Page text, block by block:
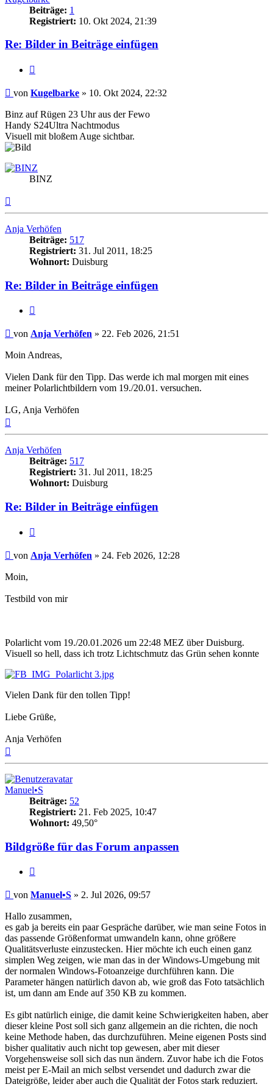
Beiträge: 1
Registriert: 10. Okt 2024, 21:39
Re: Bilder in Beiträge einfügen
Beitrag
von Kugelbarke » 10. Okt 2024, 22:32
Binz auf Rügen 23 Uhr aus der Fewo
Handy S24Ultra Nachtmodus
Visuell mit bloßem Auge sichtbar.
BINZ
Anja Verhöfen
Beiträge: 517
Registriert: 31. Jul 2011, 18:25
Wohnort: Duisburg
Re: Bilder in Beiträge einfügen
Beitrag
von Anja Verhöfen » 22. Feb 2026, 21:51
Moin Andreas,
Vielen Dank für den Tipp. Das werde ich mal morgen mit eines
meiner Polarlichtbildern vom 19./20.01. versuchen.
LG, Anja Verhöfen
oben
Anja Verhöfen
Beiträge: 517
Registriert: 31. Jul 2011, 18:25
Wohnort: Duisburg
Re: Bilder in Beiträge einfügen
Beitrag
von Anja Verhöfen » 24. Feb 2026, 12:28
Moin,
Testbild von mir
Polarlicht vom 19./20.01.2026 um 22:48 MEZ über Duisburg.
Visuell so hell, dass ich trotz Lichtschmutz das Grün sehen konnte
Vielen Dank für den tollen Tipp!
Liebe Grüße,
Anja Verhöfen
Manuel•S
Beiträge: 52
Registriert: 21. Feb 2025, 10:47
Wohnort: 49,50°
Bildgröße für das Forum anpassen
Beitrag
von Manuel•S » 2. Jul 2026, 09:57
Hallo zusammen,
es gab ja bereits ein paar Gespräche darüber, wie man seine Fotos in
das passende Größenformat umwandeln kann, ohne größere
Qualitätsverluste einzustecken. Hier möchte ich euch einen ganz
simplen Weg zeigen, wie man das in der Windows-Umgebung mit
der normalen Windows-Fotoanzeige durchführen kann. Die
Parameter hängen natürlich davon ab, wie groß das Foto tatsächlich
ist, um dann am Ende auf 350 KB zu kommen.
Es gibt natürlich einige, die damit keine Schwierigkeiten haben, aber
dieser kleine Post soll sich ganz allgemein an die richten, die noch
keine Methode haben, das durchzuführen. Meine eigenen Posts sind
bisher qualitativ auch nicht top gewesen, aber mit dieser
Vorgehensweise soll sich das nun ändern. Zuvor habe ich die Fotos
meist per E-Mail an mich selbst versendet und dadurch zwar die
Dateigröße, leider aber auch die Qualität der Fotos stark reduziert.